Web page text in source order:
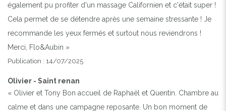
également pu profiter d'un massage Californien et c'était super !
Cela permet de se détendre après une semaine stressante ! Je
recommande les yeux fermés et surtout nous reviendrons !
Merci, Flo&Aubin »
Publication : 14/07/2025
Olivier - Saint renan
« Olivier et Tony Bon accueil de Raphaël et Quentin. Chambre au
calme et dans une campagne reposante. Un bon moment de